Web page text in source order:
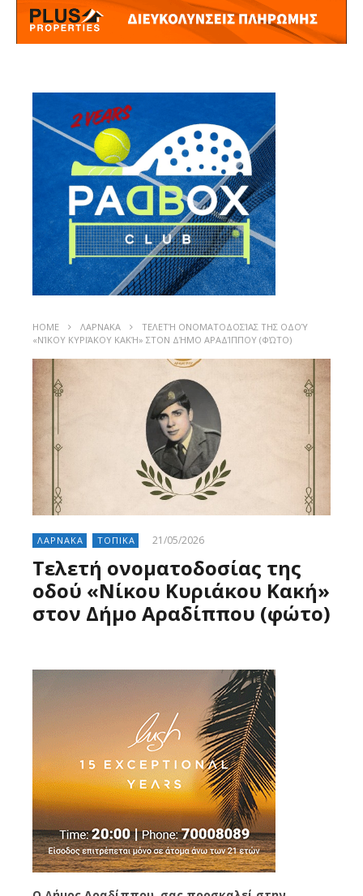
HOME ΛΑΡΝΑΚΑ
ΤΕΛΕΤΉ ΟΝΟΜΑΤΟΔΟΣΊΑΣ ΤΗΣ ΟΔΟΎ
«ΝΊΚΟΥ ΚΥΡΙΆΚΟΥ ΚΑΚΉ» ΣΤΟΝ ΔΉΜΟ ΑΡΑΔΊΠΠΟΥ (ΦΏΤΟ)
ΛΑΡΝΑΚΑ ΤΟΠΙΚΑ 21/05/2026
Τελετή ονοματοδοσίας της
οδού «Νίκου Κυριάκου Κακή»
στον Δήμο Αραδίππου (φώτο)